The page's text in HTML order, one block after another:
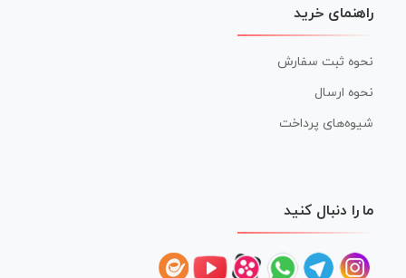
راهنمای خرید
نحوه ثبت سفارش
نحوه ارسال
شیوه‌های پرداخت
ما را دنبال کنید